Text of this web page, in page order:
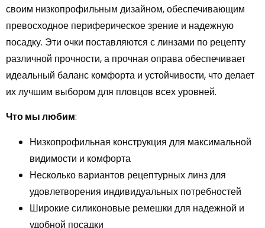
своим низкопрофильным дизайном, обеспечивающим
превосходное периферическое зрение и надежную
посадку. Эти очки поставляются с линзами по рецепту
различной прочности, а прочная оправа обеспечивает
идеальный баланс комфорта и устойчивости, что делает
их лучшим выбором для пловцов всех уровней.
Что мы любим:
Низкопрофильная конструкция для максимальной
видимости и комфорта
Несколько вариантов рецептурных линз для
удовлетворения индивидуальных потребностей
Широкие силиконовые ремешки для надежной и
удобной посадки